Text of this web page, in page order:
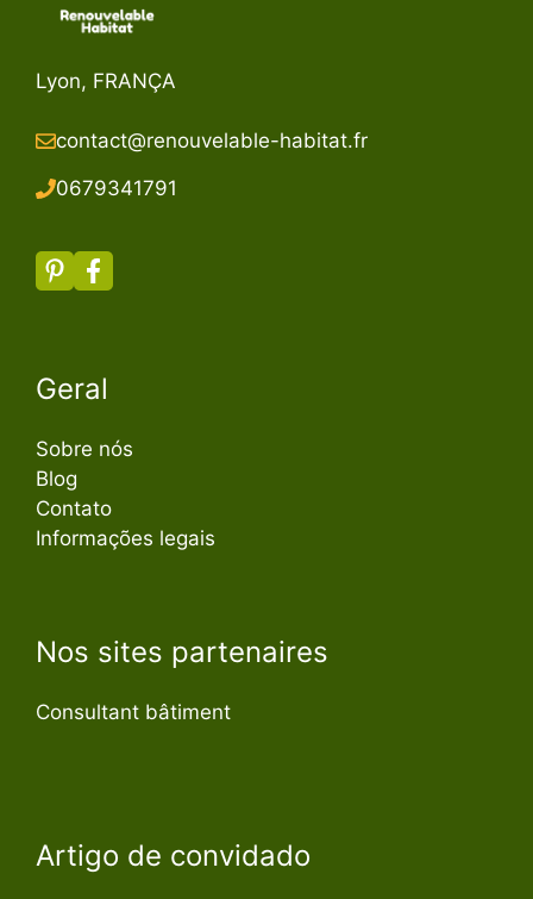
Lyon, FRANÇA
contact@renouvelable-habitat.fr
0679341791
Geral
Sobre nós
Blog
Contato
Informações legais
Nos sites partenaires
Consultant bâtiment
Artigo de convidado